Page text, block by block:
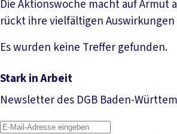
Die Aktionswoche macht auf Armut
rückt ihre vielfältigen Auswirkungen
Veranstaltung anzeigen
Es wurden keine Treffer gefunden.
Stark in Arbeit
Newsletter des DGB Baden-